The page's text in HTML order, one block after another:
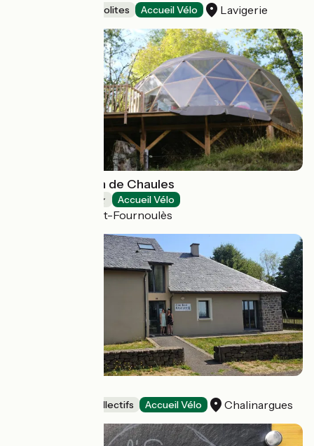
Hébergements insolites Accueil Vélo Lavigerie
Camping Moulin de Chaules
Accueil Vélo
Saint-Constant-Fournoulès
Hébergements collectifs Accueil Vélo Chalinargues